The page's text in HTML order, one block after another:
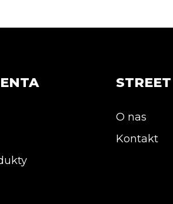
wiele
wybrać
O nas
Kontakt